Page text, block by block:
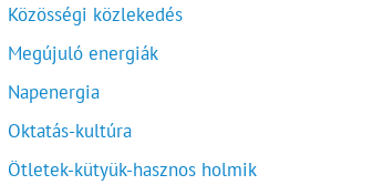
Közösségi közlekedés
Megújuló energiák
Napenergia
Oktatás-kultúra
Ötletek-kütyük-hasznos holmik